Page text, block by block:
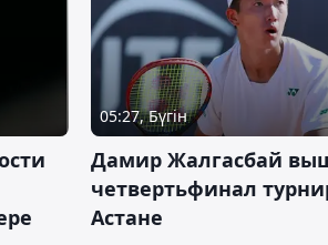
05:27, Бүгін
Дамир Жалгасбай
четвертьфинал
Астане